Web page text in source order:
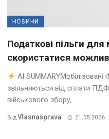
НОВИНИ
Податкові пільги
скористатися
AI
звільняються від сплати
військового збору, ...
ВідVlasnasprava 21.05.2026